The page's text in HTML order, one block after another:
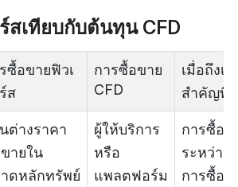
สเทียบกับต้นทุน CFD
ซื้อขายฟิวเ
ส
การซื้อขาย
CFD
เมื่อถึงเ
สำคัญที่
ต่างราคา
ายใน
ดหลักทรัพย์
ผู้ให้บริการ
หรือ
แพลตฟอร์ม
การซื้อข
ระหว่าง
การซื้อข